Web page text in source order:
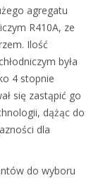
agregatu
R410A, ze
Ilość
była
4 stopnie
się zastąpić go
dążąc do
dla
do wyboru